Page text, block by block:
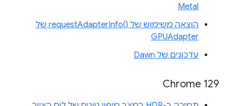
Metal
הוצאה משימוש של requestAdapterInfo()‎ של
GPUAdapter
עדכונים של Dawn
Chrome 129